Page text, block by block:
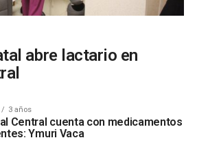
abre lactario en
3 años
Central cuenta con medicamentos
Ymuri Vaca